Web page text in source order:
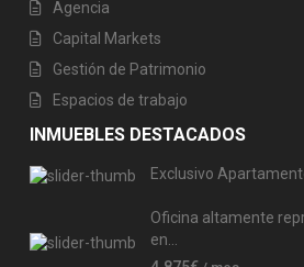
Agencia
Capital Markets
Gestión de Patrimonio
Espacios de trabajo
INMUEBLES DESTACADOS
Exclusivo
Oficina altamente
en...